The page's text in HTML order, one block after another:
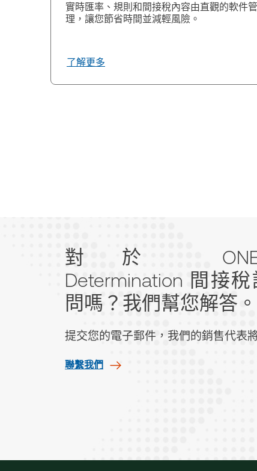
實時匯率、規則和間接稅內容由直觀的軟件管
理，讓您節省時間並減輕風險。
了解更多
對於
Determination 間接
問嗎？我們幫您解答。
提交您的電子郵件，我們的銷售代表
聯繫我們